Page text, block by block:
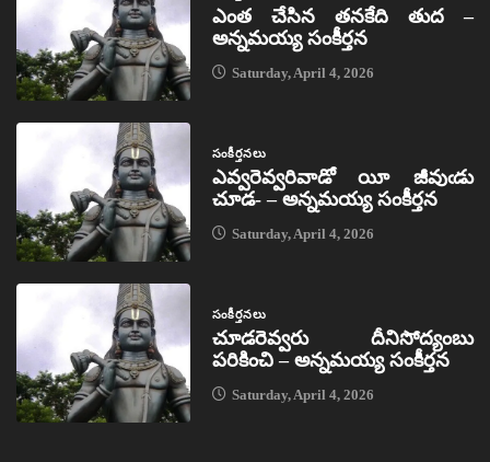
ఎంత చేసిన తనకేది తుద –
అన్నమయ్య సంకీర్తన
Saturday, April 4, 2026
సంకీర్తనలు
ఎవ్వరెవ్వరివాడో యీ జీవుఁడు
చూడ- – అన్నమయ్య సంకీర్తన
Saturday, April 4, 2026
సంకీర్తనలు
చూడరెవ్వరు దీనిసోద్యంబు
పరికించి – అన్నమయ్య సంకీర్తన
Saturday, April 4, 2026